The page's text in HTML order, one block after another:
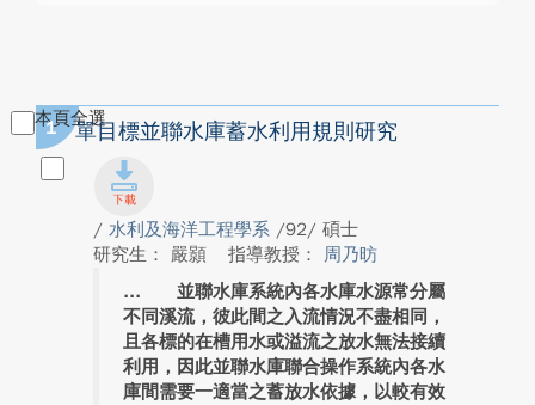
本頁全選
1 單目標並聯水庫蓄水利用規則研究
/ 水利及海洋工程學系 /92/ 碩士
研究生： 嚴顥
指導教授： 周乃昉
並聯水庫系統內各水庫水源常分屬
不同溪流，彼此間之入流情況不盡相同，
且各標的在槽用水或溢流之放水無法接續
利用，因此並聯水庫聯合操作系統內各水
庫間需要一適當之蓄放水依據，以較有效